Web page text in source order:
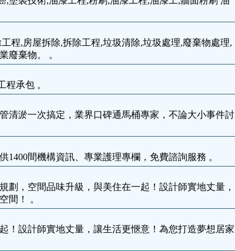
程,房屋拆除,拆除工程,垃圾清除,垃圾處理,廢棄物處理,
廢棄物。 。
承包 。
清淤一次搞定，業界口碑通馬桶專家，不論大小事件討
間機構資訊、專業護理專欄，免費諮詢服務 。
，空間品味升級，與美住在一起！設計師實地丈量，
間！ 。
！設計師實地丈量，讓生活更愜意！為您打造夢想居家